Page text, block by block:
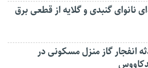
نانوای گنبدی و گلایه از قطعی برق
انفجار گاز منزل مسکونی در